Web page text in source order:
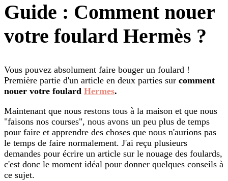
Guide : Comment nouer
votre foulard Hermès ?
Vous pouvez absolument faire bouger un foulard !
Première partie d'un article en deux parties sur comment
nouer votre foulard Hermes.
Maintenant que nous restons tous à la maison et que nous
"faisons nos courses", nous avons un peu plus de temps
pour faire et apprendre des choses que nous n'aurions pas
le temps de faire normalement. J'ai reçu plusieurs
demandes pour écrire un article sur le nouage des foulards,
c'est donc le moment idéal pour donner quelques conseils à
ce sujet.